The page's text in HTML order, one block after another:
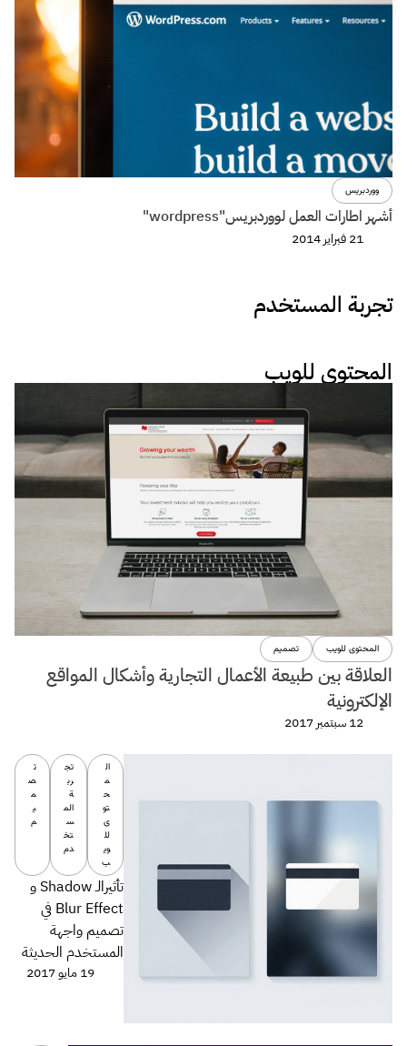
ووردبريس
أشهر اطارات العمل لووردبريس"wordpress"
21 فبراير 2014
تجربة المستخدم
المحتوى للويب
المحتوى للويب تصميم
العلاقة بين طبيعة الأعمال التجارية وأشكال المواقع
الإلكترونية
12 سبتمبر 2017
ال
م
ح
تو
ى
لل
وي
ب
تج
رب
ة
الم
س
تخ
دم
ت
ص
م
ي
م
تأثيرالـ Shadow و
Blur Effect في
تصميم واجهة
المستخدم الحديثة
19 مايو 2017